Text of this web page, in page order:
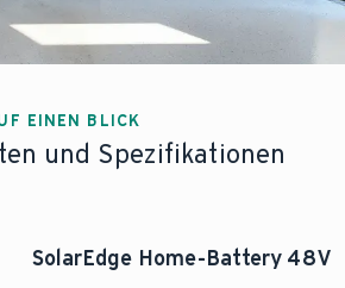
EINEN BLICK
und Spezifikationen
SolarEdge Home-Battery 48V